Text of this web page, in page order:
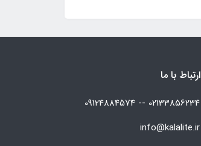
ارتباط با ما
02133856234 -- 09124884574
info@kalalite.ir